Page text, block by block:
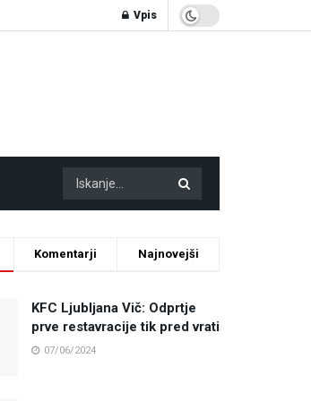
Vpis
Komentarji Najnovejši
KFC Ljubljana Vič: Odprtje
prve restavracije tik pred vrati
07/06/2024